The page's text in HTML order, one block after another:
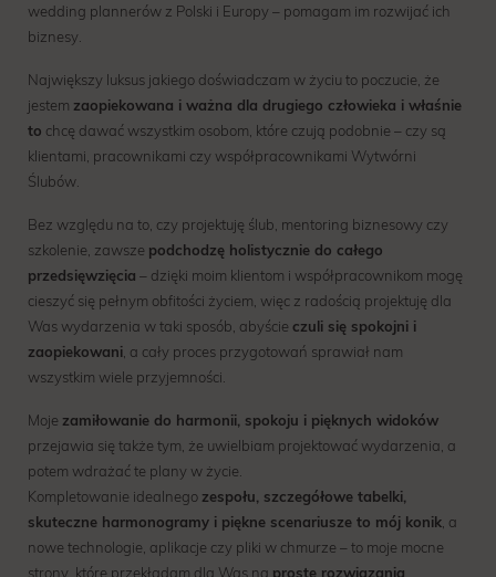
wedding plannerów z Polski i Europy – pomagam im rozwijać ich
biznesy.
Największy luksus jakiego doświadczam w życiu to poczucie, że
jestem zaopiekowana i ważna dla drugiego człowieka i właśnie
to chcę dawać wszystkim osobom, które czują podobnie – czy są
klientami, pracownikami czy współpracownikami Wytwórni
Ślubów.
Bez względu na to, czy projektuję ślub, mentoring biznesowy czy
szkolenie, zawsze podchodzę holistycznie do całego
przedsięwzięcia – dzięki moim klientom i współpracownikom mogę
cieszyć się pełnym obfitości życiem, więc z radością projektuję dla
Was wydarzenia w taki sposób, abyście czuli się spokojni i
zaopiekowani, a cały proces przygotowań sprawiał nam
wszystkim wiele przyjemności.
Moje zamiłowanie do harmonii, spokoju i pięknych widoków
przejawia się także tym, że uwielbiam projektować wydarzenia, a
potem wdrażać te plany w życie.
Kompletowanie idealnego zespołu, szczegółowe tabelki,
skuteczne harmonogramy i piękne scenariusze to mój konik, a
nowe technologie, aplikacje czy pliki w chmurze – to moje mocne
strony, które przekładam dla Was na proste rozwiązania